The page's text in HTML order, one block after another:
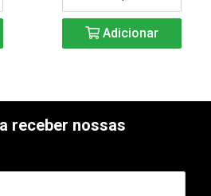
Adicionar
receber nossas